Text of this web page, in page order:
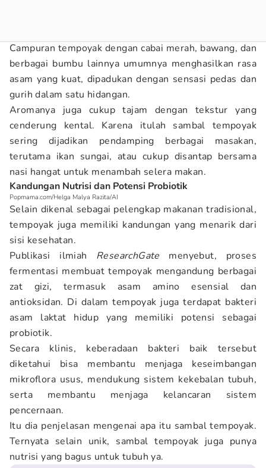
Campuran tempoyak dengan cabai merah, bawang, dan
berbagai bumbu lainnya umumnya menghasilkan rasa
asam yang kuat, dipadukan dengan sensasi pedas dan
gurih dalam satu hidangan.
Aromanya juga cukup tajam dengan tekstur yang
cenderung kental. Karena itulah sambal tempoyak
sering dijadikan pendamping berbagai masakan,
terutama ikan sungai, atau cukup disantap bersama
nasi hangat untuk menambah selera makan.
Kandungan Nutrisi dan Potensi Probiotik
Popmama.com/Helga Malya Razita/AI
Selain dikenal sebagai pelengkap makanan tradisional,
tempoyak juga memiliki kandungan yang menarik dari
sisi kesehatan.
Publikasi ilmiah ResearchGate menyebut, proses
fermentasi membuat tempoyak mengandung berbagai
zat gizi, termasuk asam amino esensial dan
antioksidan. Di dalam tempoyak juga terdapat bakteri
asam laktat hidup yang memiliki potensi sebagai
probiotik.
Secara klinis, keberadaan bakteri baik tersebut
diketahui bisa membantu menjaga keseimbangan
mikroflora usus, mendukung sistem kekebalan tubuh,
serta membantu menjaga kelancaran sistem
pencernaan.
Itu dia penjelasan mengenai apa itu sambal tempoyak.
Ternyata selain unik, sambal tempoyak juga punya
nutrisi yang bagus untuk tubuh ya.